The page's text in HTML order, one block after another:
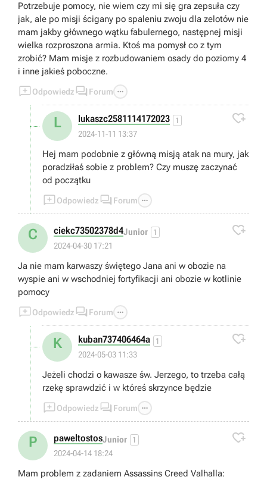
Potrzebuje pomocy, nie wiem czy mi się gra zepsuła czy
jak, ale po misji ścigany po spaleniu zwoju dla zelotów nie
mam jakby głównego wątku fabulernego, następnej misji
wielka rozproszona armia. Ktoś ma pomysł co z tym
zrobić? Mam misje z rozbudowaniem osady do poziomy 4
i inne jakieś poboczne.
Odpowiedz  Forum 
L lukaszc2581114172023 1
2024-11-11 13:37

Hej mam podobnie z główną misją atak na mury, jak
poradziłaś sobie z problem? Czy muszę zaczynać
od początku
Odpowiedz  Forum 
C ciekc73502378d4Junior 1
2024-04-30 17:21

Ja nie mam karwaszy świętego Jana ani w obozie na
wyspie ani w wschodniej fortyfikacji ani obozie w kotlinie
pomocy
Odpowiedz  Forum 
K kuban737406464a 1
2024-05-03 11:33

Jeżeli chodzi o kawasze św. Jerzego, to trzeba całą
rzekę sprawdzić i w któreś skrzynce będzie
Odpowiedz  Forum 
P paweltostosJunior 1
2024-04-14 18:24

Mam problem z zadaniem Assassins Creed Valhalla: